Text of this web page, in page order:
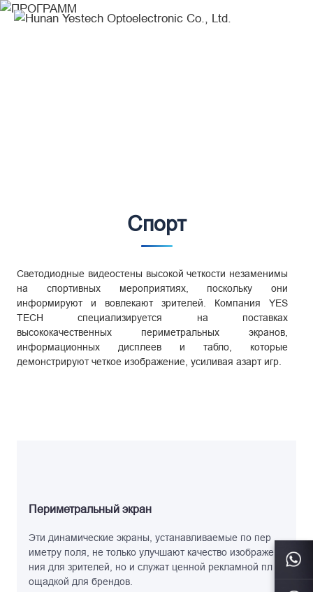
Спорт-
Спорт
Светодиодные видеостены высокой четкости незаменимы
на спортивных мероприятиях, поскольку они
информируют и вовлекают зрителей. Компания YES
TECH специализируется на поставках
высококачественных периметральных экранов,
информационных дисплеев и табло, которые
демонстрируют четкое изображение, усиливая азарт игр.
Периметральный экран
Эти динамические экраны, устанавливаемые по пер
иметру поля, не только улучшают качество изображе
ния для зрителей, но и служат ценной рекламной пл
ощадкой для брендов.